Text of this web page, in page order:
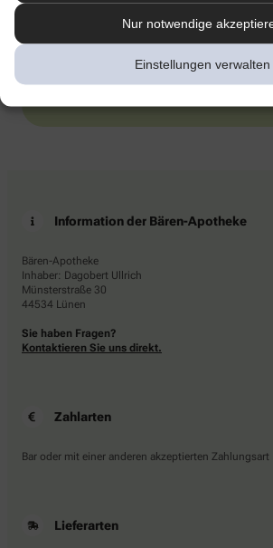
Nur notwendige
Einstellungen verwalten
AHD.
31.12.2026. Mindestbestellwert: 50,00 €.
gesamte Sortiment, ausgeschlossen
Information der Bären-Apotheke
Bären-Apotheke
Inhaber: Dagobert Ullrich
Münsterstraße 30
44534 Lünen
Sie haben Fragen?
Kontaktieren Sie uns direkt.
Zahlarten
Bar oder mit einer anderen akzeptierten Zahlungsart
Lieferarten